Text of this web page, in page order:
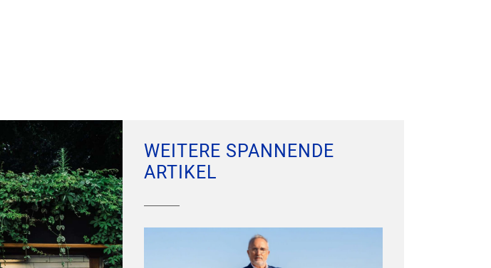
WEITERE SPANNENDE
ARTIKEL